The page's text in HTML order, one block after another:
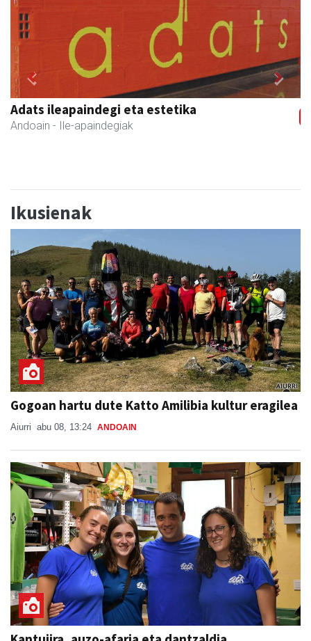
Salkin
Andoain - Merkatari elkarteak
Previous Next
Ikusienak
Gogoan hartu dute Katto Amilibia kultur eragilea
Aiurri abu 08, 13:24 ANDOAIN